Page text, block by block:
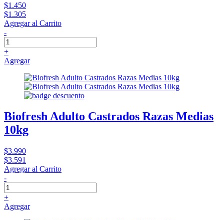
$1.450
$1.305
Agregar al Carrito
-
+
Agregar
Biofresh Adulto Castrados Razas Medias
10kg
$3.990
$3.591
Agregar al Carrito
-
+
Agregar